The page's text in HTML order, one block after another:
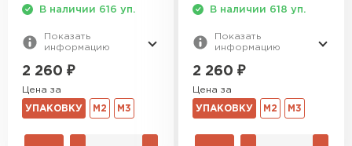
В наличии 616 уп.
Показать
информацию
2 260 ₽
Цена за
УПАКОВКУ М2 М3
В наличии 618 уп.
Показать
информацию
2 260 ₽
Цена за
УПАКОВКУ М2 М3